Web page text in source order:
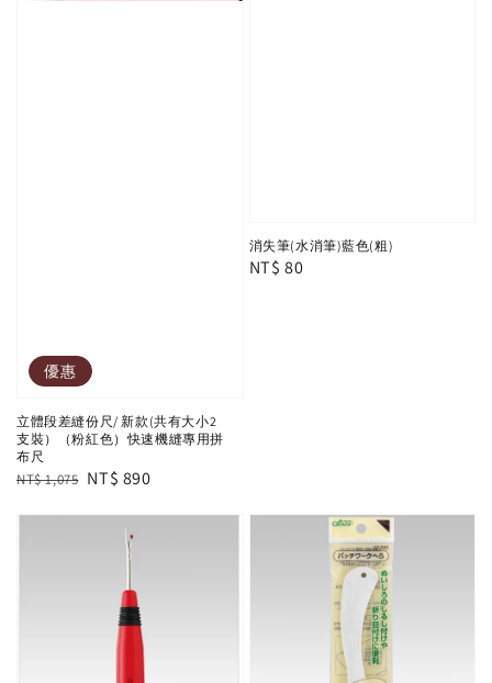
優惠
立體段差縫份尺/ 新款(共有大小2
支裝）（粉紅色）快速機縫專用拼
布尺
Regular
NT$ 1,075 Sale
NT$ 890
消失筆(水消筆)藍色(粗)
Regular
NT$ 80